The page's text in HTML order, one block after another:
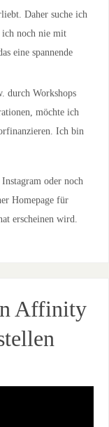
Daher suche ich
ich noch nie mit
eine spannende
durch Workshops
möchte ich
Ich bin
oder noch
Homepage für
erscheinen wird.
Affinity